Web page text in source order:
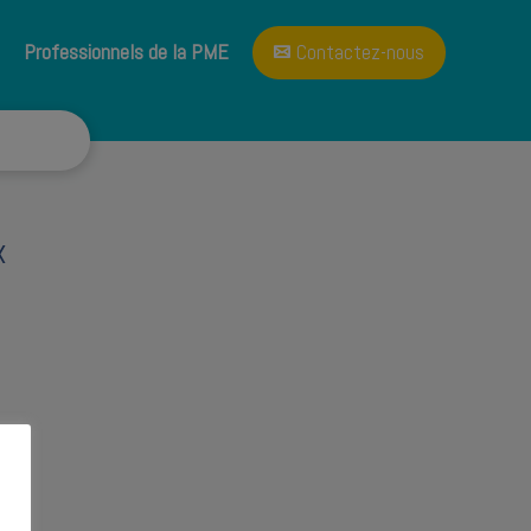
Professionnels de la PME Contactez-nous
A propos Blog